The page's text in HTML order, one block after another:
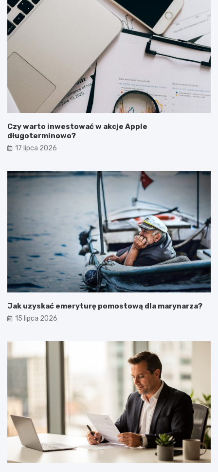
Czy warto inwestować w akcje Apple
długoterminowo?
17 lipca 2026
Jak uzyskać emeryturę pomostową dla marynarza?
15 lipca 2026